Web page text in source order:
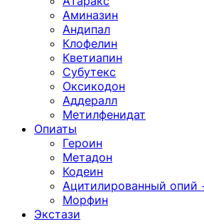
Аминазин
Андипал
Клофелин
Кветиапин
Субутекс
Оксикодон
Аддералл
Метилфенидат
Опиаты
Героин
Метадон
Кодеин
Ацитилированный опий
Морфин
Экстази